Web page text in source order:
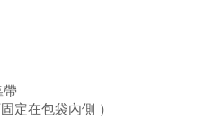
帶
定在包袋內側 ）